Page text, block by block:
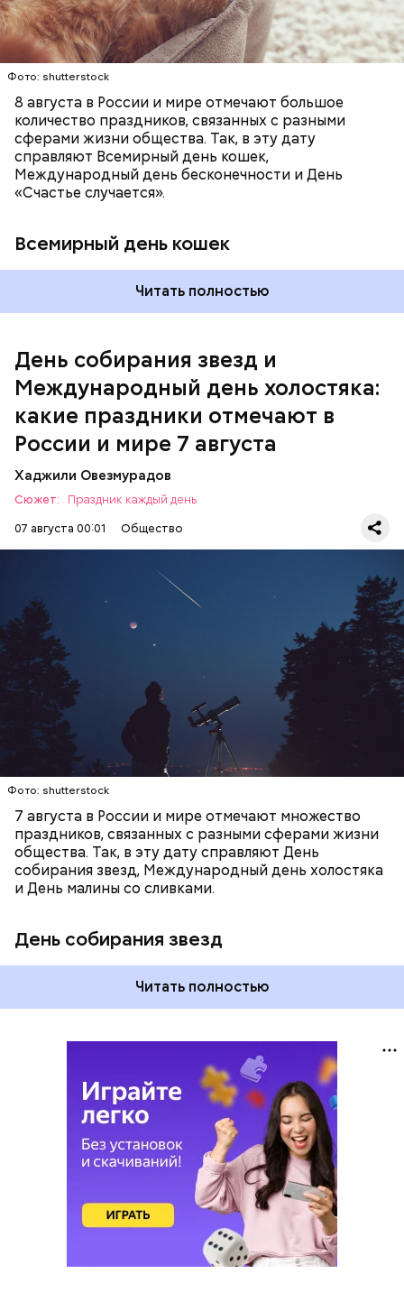
Фото: shutterstock
8 августа в России и мире отмечают большое
количество праздников, связанных с разными
сферами жизни общества. Так, в эту дату
справляют Всемирный день кошек,
Международный день бесконечности и День
«Счастье случается».
Всемирный день кошек
Читать полностью
День собирания звезд и
Международный день холостяка:
какие праздники отмечают в
России и мире 7 августа
Хаджили Овезмурадов
Сюжет:
Праздник каждый день
07 августа 00:01
Общество
Фото: shutterstock
7 августа в России и мире отмечают множество
праздников, связанных с разными сферами жизни
общества. Так, в эту дату справляют День
собирания звезд, Международный день холостяка
и День малины со сливками.
День собирания звезд
День собирания звезд учрежден в честь
метеорного потока Персеиды, который ежегодно
можно наблюдать в августе. Все любители
смотреть на звездопад 7 августа выезжают за
город — в местность, где нет светового
загрязнения и где можно невооруженным глазом
наблюдать за падающими звездами.
Международный день холостяка
это возможно, ведь может быть и так, что через год
они уже не будут холостяками.
Читать полностью
ЕДА ПРАЗДНИКИ
СЛАДОСТИ